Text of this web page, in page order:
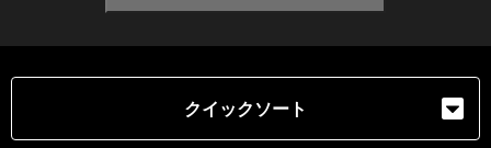
クイックソート